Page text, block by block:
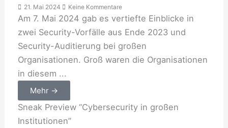
21. Mai 2024 Keine Kommentare
Am 7. Mai 2024 gab es vertiefte Einblicke in
zwei Security-Vorfälle aus Ende 2023 und
Security-Auditierung bei großen
Organisationen. Groß waren die Organisationen
in diesem ...
Mehr →
Sneak Preview “Cybersecurity in großen
Institutionen”